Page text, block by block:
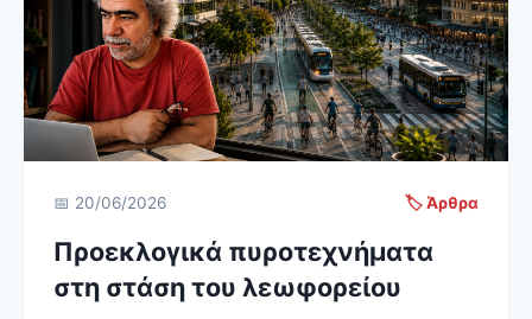
📅 20/06/2026 🏷️ Άρθρα
Προεκλογικά πυροτεχνήματα
στη στάση του λεωφορείου